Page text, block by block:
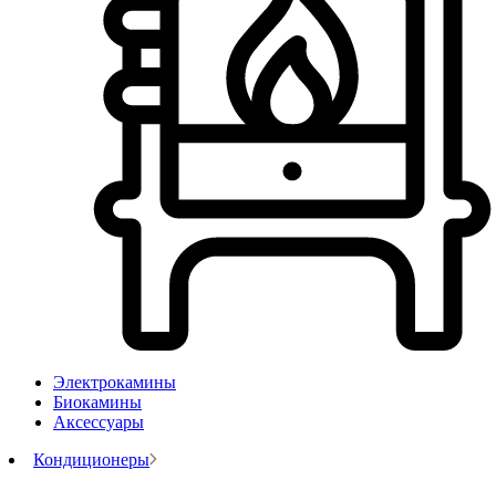
Электрокамины
Биокамины
Аксессуары
Кондиционеры